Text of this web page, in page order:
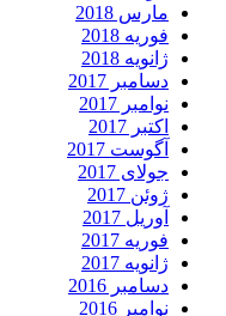
مارس 2018
فوریه 2018
ژانویه 2018
دسامبر 2017
نوامبر 2017
اکتبر 2017
آگوست 2017
جولای 2017
ژوئن 2017
آوریل 2017
فوریه 2017
ژانویه 2017
دسامبر 2016
نوامبر 2016